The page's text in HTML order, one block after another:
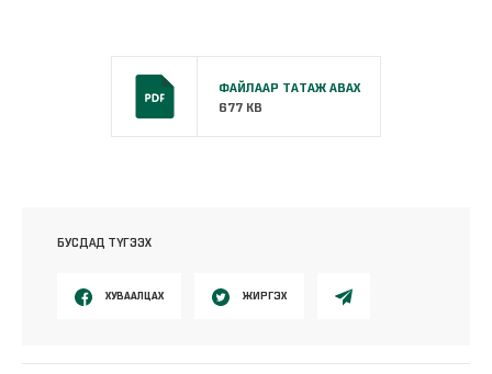
ФАЙЛААР ТАТАЖ АВАХ
677 KB
БУСДАД ТҮГЭЭХ
ХУВААЛЦАХ ЖИРГЭХ